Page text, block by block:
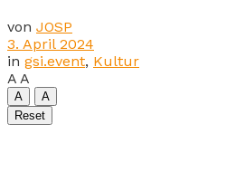
von JOSP
3. April 2024
in gsi.event, Kultur
A A
A
A
Reset